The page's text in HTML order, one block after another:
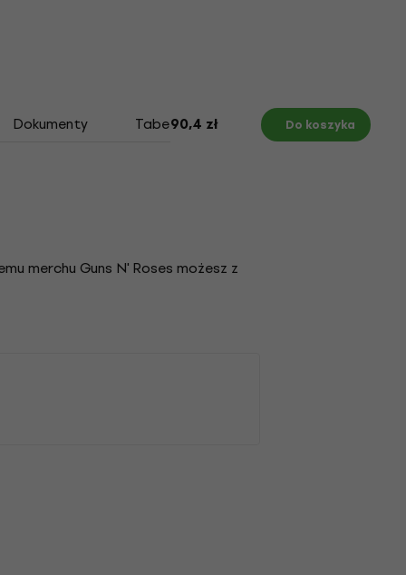
Dokumenty Tabela z rozmiarami
90,4 zł Do koszyka
merchu Guns N' Roses możesz z